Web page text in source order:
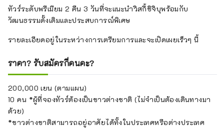
ทัวร์ระดับพรีเมียม 2 คืน 3 วันที่จะแนะนำวิสกี้ชิจิบุพร้อมกับ
วัฒนธรรมดั้งเดิมและประสบการณ์พิเศษ
รายละเอียดอยู่ในระหว่างการเตรียมการและจะเปิดเผยเร็วๆ นี้
ราคา? รับสมัครกี่คนคะ?
200,000 เยน (ตามแผน)
10 คน *ผู้ที่จองทัวร์ต้องเป็นชาวต่างชาติ (ไม่จำเป็นต้องเดินทางมา
ด้วย)
*ชาวต่างชาติสามารถอยู่อาศัยได้ทั้งในประเทศหรือต่างประเทศ